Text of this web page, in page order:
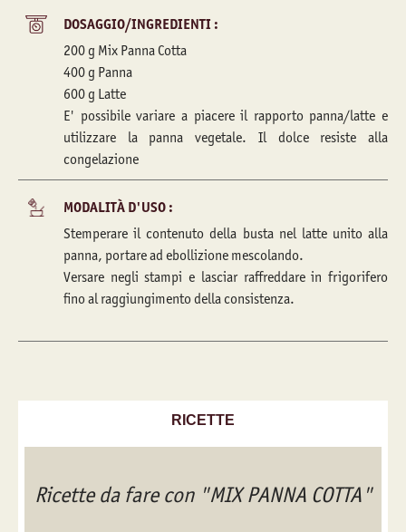
DOSAGGIO/INGREDIENTI :
200 g Mix Panna Cotta
400 g Panna
600 g Latte
E' possibile variare a piacere il rapporto panna/latte e
utilizzare la panna vegetale. Il dolce resiste alla
congelazione
MODALITÀ D'USO :
Stemperare il contenuto della busta nel latte unito alla
panna, portare ad ebollizione mescolando.
Versare negli stampi e lasciar raffreddare in frigorifero
fino al raggiungimento della consistenza.
RICETTE
Ricette da fare con "MIX PANNA COTTA"